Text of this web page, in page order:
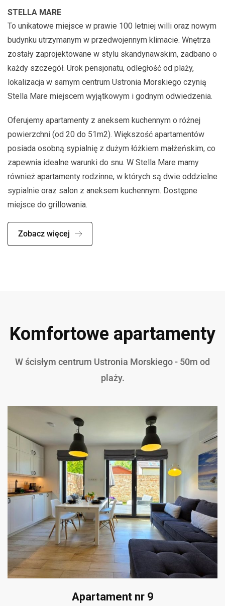
STELLA MARE
To unikatowe miejsce w prawie 100 letniej willi oraz nowym
budynku utrzymanym w przedwojennym klimacie. Wnętrza
zostały zaprojektowane w stylu skandynawskim, zadbano o
każdy szczegół. Urok pensjonatu, odległość od plaży,
lokalizacja w samym centrum Ustronia Morskiego czynią
Stella Mare miejscem wyjątkowym i godnym odwiedzenia.
Oferujemy apartamenty z aneksem kuchennym o różnej
powierzchni (od 20 do 51m2). Większość apartamentów
posiada osobną sypialnię z dużym łóżkiem małżeńskim, co
zapewnia idealne warunki do snu. W Stella Mare mamy
również apartamenty rodzinne, w których są dwie oddzielne
sypialnie oraz salon z aneksem kuchennym. Dostępne
miejsce do grillowania.
Zobacz więcej
Komfortowe apartamenty
W ścisłym centrum Ustronia Morskiego - 50m od
plaży.
Apartament nr 9